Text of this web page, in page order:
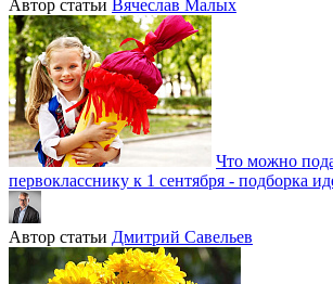
Автор статьи Вячеслав Малых
Что можно
первокласснику к 1 сентября - подборка
Автор статьи Дмитрий Савельев